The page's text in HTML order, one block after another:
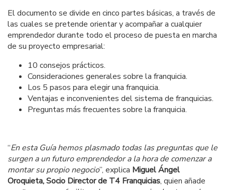
El documento se divide en cinco partes básicas, a través de
las cuales se pretende orientar y acompañar a cualquier
emprendedor durante todo el proceso de puesta en marcha
de su proyecto empresarial:
10 consejos prácticos.
Consideraciones generales sobre la franquicia.
Los 5 pasos para elegir una franquicia.
Ventajas e inconvenientes del sistema de franquicias.
Preguntas más frecuentes sobre la franquicia.
“En esta Guía hemos plasmado todas las preguntas que le
surgen a un futuro emprendedor a la hora de comenzar a
montar su propio negocio”, explica Miguel Ángel
Oroquieta,Socio Director de T4 Franquicias, quien añade